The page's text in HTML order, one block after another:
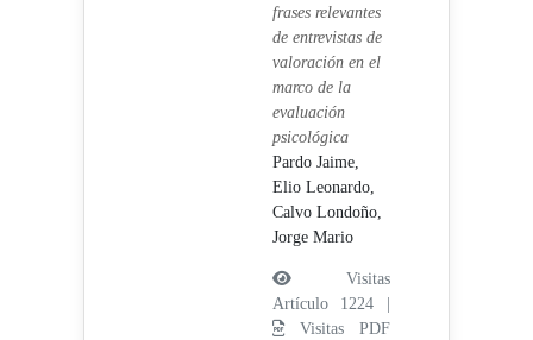
frases relevantes
de entrevistas de
valoración en el
marco de la
evaluación
psicológica
Pardo Jaime,
Elio Leonardo,
Calvo Londoño,
Jorge Mario
Visitas
Artículo 1224 |
Visitas PDF